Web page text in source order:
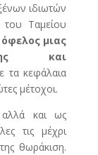
ιδιωτών
Ταμείου
μιας
και
τα κεφάλαια
μέτοχοι.
αλλά και ως
τις μέχρι
θωράκιση.